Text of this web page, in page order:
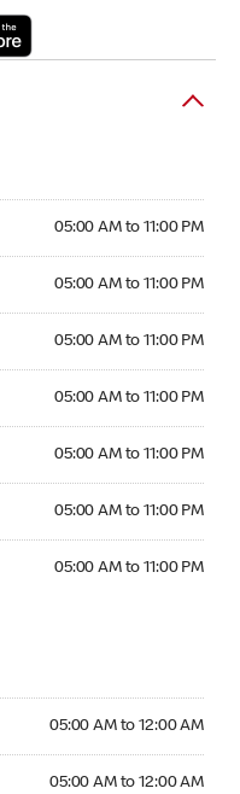
05:00 AM to 11:00 PM
05:00 AM to 11:00 PM
05:00 AM to 11:00 PM
05:00 AM to 11:00 PM
05:00 AM to 11:00 PM
05:00 AM to 11:00 PM
05:00 AM to 11:00 PM
05:00 AM to 12:00 AM
05:00 AM to 12:00 AM